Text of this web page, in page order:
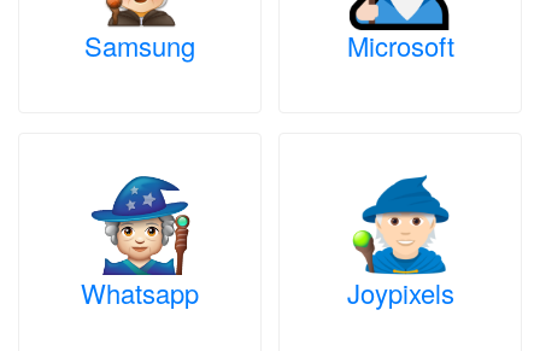
Samsung Microsoft
Whatsapp Joypixels